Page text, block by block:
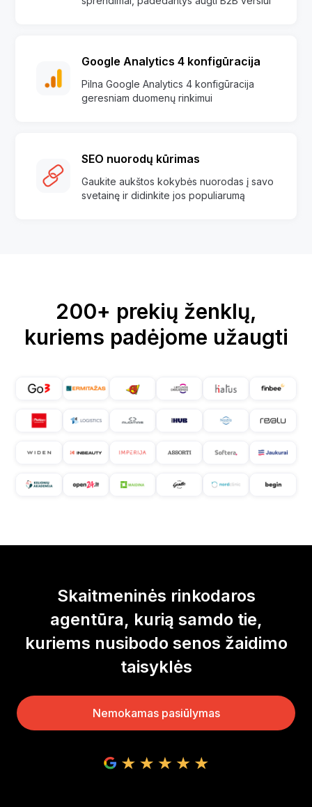
Google Analytics 4 konfigūracija
Pilna Google Analytics 4 konfigūracija
geresniam duomenų rinkimui
SEO nuorodų kūrimas
Gaukite aukštos kokybės nuorodas į savo
svetainę ir didinkite jos populiarumą
200+ prekių ženklų,
kuriems padėjome užaugti
Skaitmeninės rinkodaros
agentūra, kurią samdo tie,
kuriems nusibodo senos žaidimo
taisyklės
Nemokamas pasiūlymas